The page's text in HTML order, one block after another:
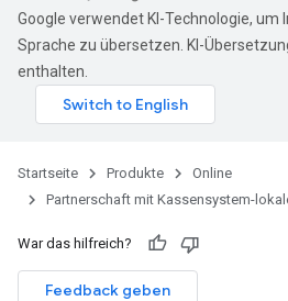
Google verwendet KI-Technologie, um
Sprache zu übersetzen. KI-
enthalten.
Startseite Produkte
Online
Partnerschaft mit Kassensystem-
War das hilfreich?
Feedback geben